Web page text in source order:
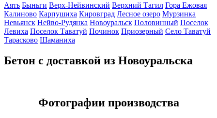
Аять Быньги Верх-Нейвинский Верхний Тагил Гора Ежовая
Калиново Карпушиха Кировград Лесное озеро Мурзинка
Невьянск Нейво-Рудянка Новоуральск Половинный Поселок
Левиха Поселок Таватуй Починок Приозерный Село Таватуй
Тарасково Шаманиха
Бетон с доставкой из Новоуральска
Фотографии производства